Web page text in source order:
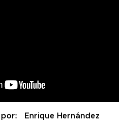
por: Enrique Hernández